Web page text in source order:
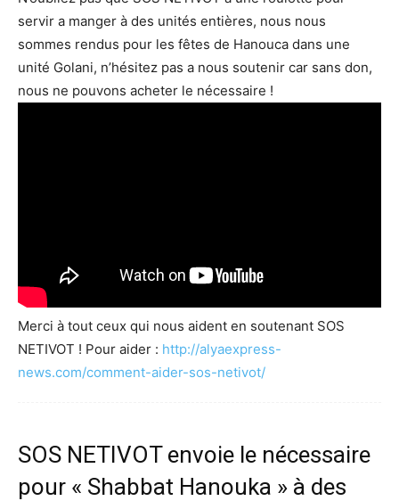
servir a manger à des unités entières, nous nous
sommes rendus pour les fêtes de Hanouca dans une
unité Golani, n’hésitez pas a nous soutenir car sans don,
nous ne pouvons acheter le nécessaire !
Merci à tout ceux qui nous aident en soutenant SOS
NETIVOT ! Pour aider : http://alyaexpress-
news.com/comment-aider-sos-netivot/
SOS NETIVOT envoie le nécessaire
pour « Shabbat Hanouka » à des